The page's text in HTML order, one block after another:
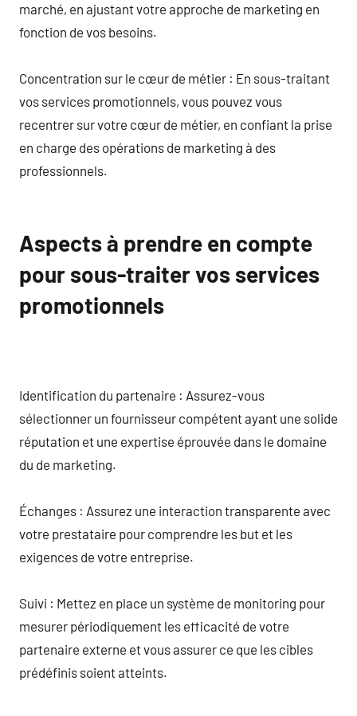
marché, en ajustant votre approche de marketing en
fonction de vos besoins.
Concentration sur le cœur de métier : En sous-traitant
vos services promotionnels, vous pouvez vous
recentrer sur votre cœur de métier, en confiant la prise
en charge des opérations de marketing à des
professionnels.
Aspects à prendre en compte
pour sous-traiter vos services
promotionnels
Identification du partenaire : Assurez-vous
sélectionner un fournisseur compétent ayant une solide
réputation et une expertise éprouvée dans le domaine
du de marketing.
Échanges : Assurez une interaction transparente avec
votre prestataire pour comprendre les but et les
exigences de votre entreprise.
Suivi : Mettez en place un système de monitoring pour
mesurer périodiquement les efficacité de votre
partenaire externe et vous assurer ce que les cibles
prédéfinis soient atteints.